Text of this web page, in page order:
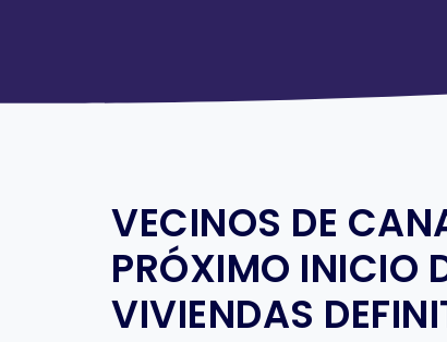
VECINOS DE
PRÓXIMO INICIO
VIVIENDAS